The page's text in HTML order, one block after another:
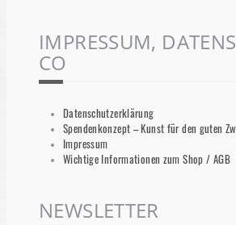
IMPRESSUM,
CO
Datenschutzerklärung
Spendenkonzept – Kunst für den guten
Impressum
Wichtige Informationen zum Shop / AGB
NEWSLETTER